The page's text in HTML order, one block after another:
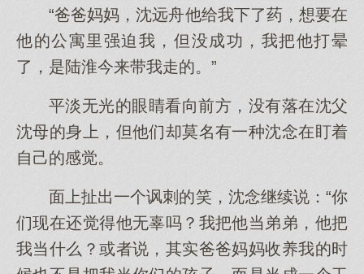
“爸爸妈妈，沈远舟他给我下了药，想要在
他的公寓里强迫我，但没成功，我把他打晕
了，是陆淮今来带我走的。”
平淡无光的眼睛看向前方，没有落在沈父
沈母的身上，但他们却莫名有一种沈念在盯着
自己的感觉。
面上扯出一个讽刺的笑，沈念继续说：“你
们现在还觉得他无辜吗？我把他当弟弟，他把
我当什么？或者说，其实爸爸妈妈收养我的时